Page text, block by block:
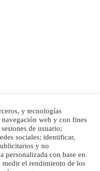
PERDIDO HOY 06/07/2025 ZONA
de privacidad
de Cookies
y tecnologías
web y con fines
de usuario;
sociales; identificar,
y no
personalizada con base en
el rendimiento de los